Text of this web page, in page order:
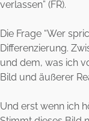
verlassen” (FR).
Die Frage “Wer
Differenzierung.
und dem, was ich
Bild und äußerer
Und erst wenn ich